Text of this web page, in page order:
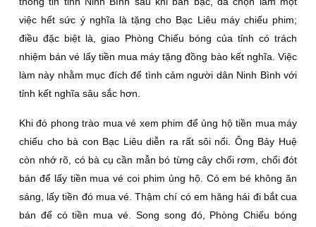
việc hết sức ý nghĩa là tặng cho Bạc Liêu máy chiếu phim;
điều đặc biệt là, giao Phòng Chiếu bóng của tỉnh có trách
nhiệm bán vé lấy tiền mua máy tặng đồng bào kết nghĩa. Việc
làm này nhằm mục đích để tình cảm người dân Ninh Bình với
tỉnh kết nghĩa sâu sắc hơn.
Khi đó phong trào mua vé xem phim để ủng hộ tiền mua máy
chiếu cho bà con Bạc Liêu diễn ra rất sôi nổi. Ông Bảy Huệ
còn nhớ rõ, có bà cụ cần mẫn bó từng cây chổi rơm, chổi đót
bán để lấy tiền mua vé coi phim ủng hộ. Có em bé không ăn
sáng, lấy tiền đó mua vé. Thậm chí có em hăng hái đi bắt cua
bán để có tiền mua vé. Song song đó, Phòng Chiếu bóng